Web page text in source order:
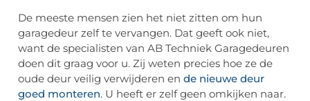
De meeste mensen zien het niet zitten om hun
garagedeur zelf te vervangen. Dat geeft ook niet,
want de specialisten van AB Techniek Garagedeuren
doen dit graag voor u. Zij weten precies hoe ze de
oude deur veilig verwijderen en de nieuwe deur
goed monteren. U heeft er zelf geen omkijken naar.